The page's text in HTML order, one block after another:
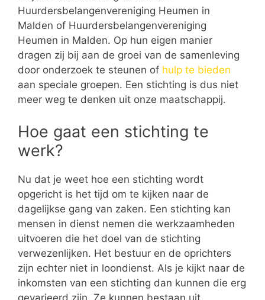
Huurdersbelangenvereniging Heumen in
Malden of Huurdersbelangenvereniging
Heumen in Malden. Op hun eigen manier
dragen zij bij aan de groei van de samenleving
door onderzoek te steunen of hulp te bieden
aan speciale groepen. Een stichting is dus niet
meer weg te denken uit onze maatschappij.
Hoe gaat een stichting te
werk?
Nu dat je weet hoe een stichting wordt
opgericht is het tijd om te kijken naar de
dagelijkse gang van zaken. Een stichting kan
mensen in dienst nemen die werkzaamheden
uitvoeren die het doel van de stichting
verwezenlijken. Het bestuur en de oprichters
zijn echter niet in loondienst. Als je kijkt naar de
inkomsten van een stichting dan kunnen die erg
gevarieerd zijn. Ze kunnen bestaan uit